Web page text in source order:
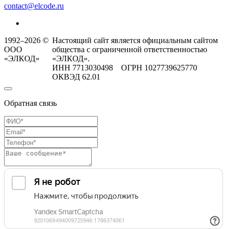
contact@elcode.ru
1992–2026 ©
ООО
«ЭЛКОД»
Настоящий сайт является официальным сайтом
общества с ограниченной ответственностью
«ЭЛКОД».
ИНН 7713030498 ОГРН 1027739625770
ОКВЭД 62.01
Обратная связь